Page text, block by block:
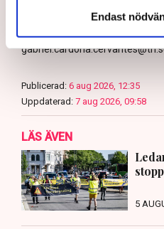
Endast
Gabriel Cardona
Publicerad: 6 aug 2026, 12:35
Uppdaterad: 7 aug 2026, 09:58
LÄS ÄVEN
5